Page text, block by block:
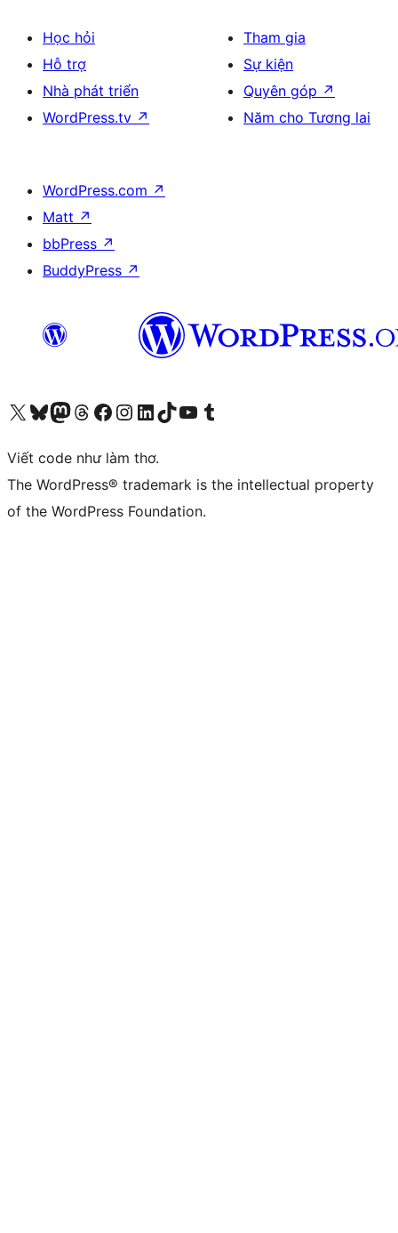
Học hỏi
Hỗ trợ
Nhà phát triển
WordPress.tv ↗
Tham gia
Sự kiện
Quyên góp ↗
Năm cho Tương lai
WordPress.com ↗
Matt ↗
bbPress ↗
BuddyPress ↗
Truy cập tài khoản X (trước đây là Twitter) của chúng tôiVisit our Bluesky account
Visit our Mastodon account
Visit our Threads account
Xem trang Facebook của chúng tôiTruy cập tài khoản Instagram của chúng tôiTruy cập tài khoản LinkedIn của chúng tôiVisit our TikTok account
Truy cập kênh YouTube của chúng tôi Visit our Tumblr account
Viết code như làm thơ.
The WordPress® trademark is the intellectual property
of the WordPress Foundation.